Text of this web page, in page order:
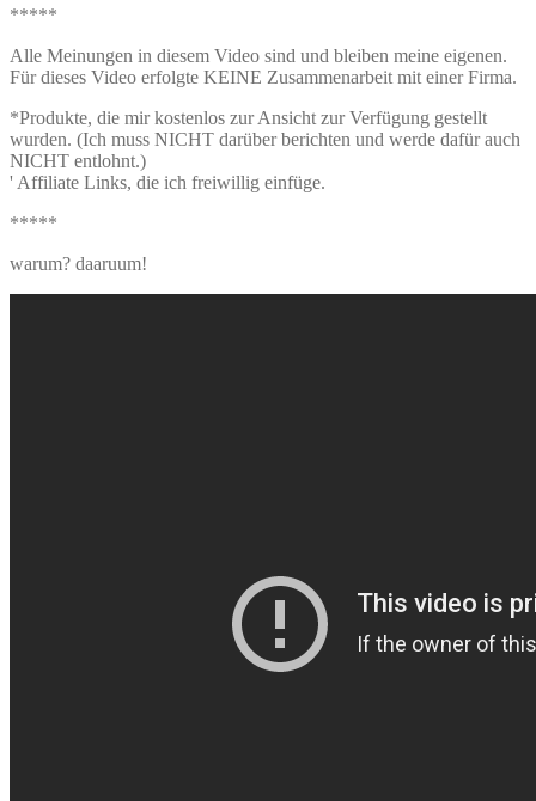
*****
Alle Meinungen in diesem Video sind und bleiben meine eigenen.
Für dieses Video erfolgte KEINE Zusammenarbeit mit einer Firma.
*Produkte, die mir kostenlos zur Ansicht zur Verfügung gestellt
wurden. (Ich muss NICHT darüber berichten und werde dafür auch
NICHT entlohnt.)
' Affiliate Links, die ich freiwillig einfüge.
*****
warum? daaruum!